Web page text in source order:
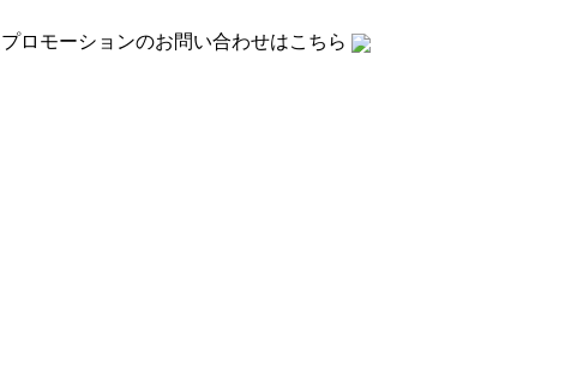
プロモーションのお問い合わせはこちら